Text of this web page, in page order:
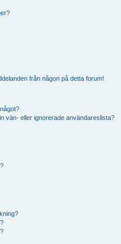
från någon på detta forum!
vän- eller ignorerade användareslista?